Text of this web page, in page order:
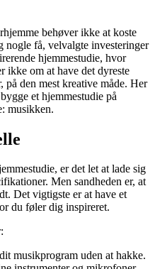
behøver ikke at koste
nogle få, velvalgte investeringer
hjemmestudie, hvor
ikke om at have det dyreste
på den mest kreative måde. Her
et hjemmestudie på
musikken.
er det let at lade sig
Men sandheden er, at
Det vigtigste er at have et
du føler dig inspireret.
musikprogram uden at hakke.